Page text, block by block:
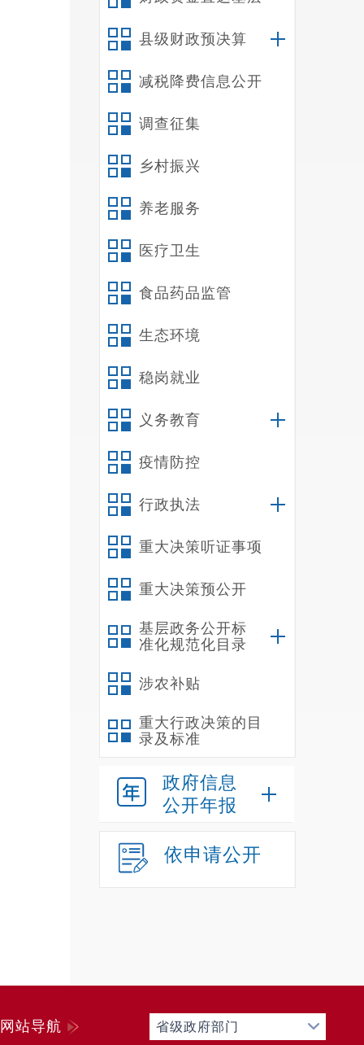
县级财政预决算
减税降费信息公开
调查征集
乡村振兴
养老服务
医疗卫生
食品药品监管
生态环境
稳岗就业
义务教育
疫情防控
行政执法
重大决策听证事项
重大决策预公开
基层政务公开标
准化规范化目录
涉农补贴
重大行政决策的目
录及标准
政府信息
公开年报
依申请公开
网站导航 省级政府部门